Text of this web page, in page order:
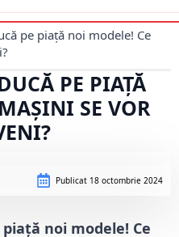
pe piață noi modele! Ce
PE PIAȚĂ
SE VOR
Publicat 18 octombrie 2024
noi modele! Ce